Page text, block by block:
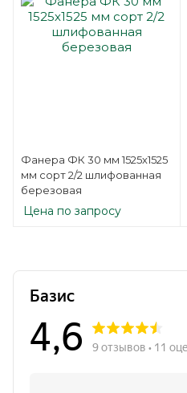
Фанера ФК 30 мм 1525х1525
мм сорт 2/2 шлифованная
березовая
Цена по запросу